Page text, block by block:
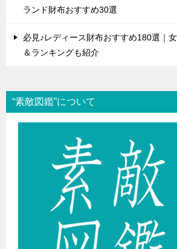
ランド財布おすすめ30選
必見♪レディース財布おすすめ180選｜
＆ランキングも紹介
“素敵図鑑”について